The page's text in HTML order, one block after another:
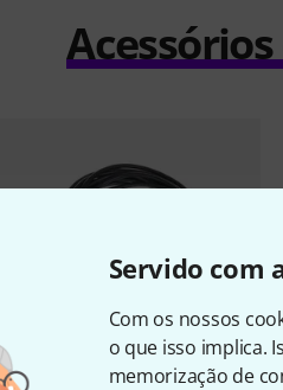
Servido com
Com os nossos
o que isso implica.
memorização de